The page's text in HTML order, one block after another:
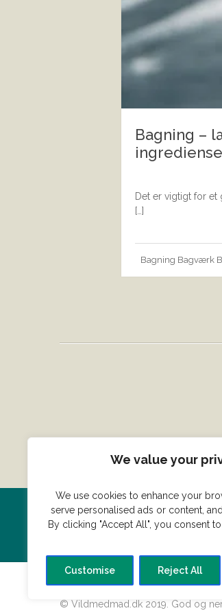
We value your
We use cookies to enhance your
serve personalised ads or content,
By clicking "Accept All", you consent
Customise Reject All
Bagning –
Det er vigtigt for et
[…]
Bagning Bagværk
Har du en konge ret
© Vildmedmad.dk 2019. God og